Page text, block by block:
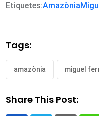
Etiquetes:Amazònia
Tags:
amazònia miguel
Share This Post: